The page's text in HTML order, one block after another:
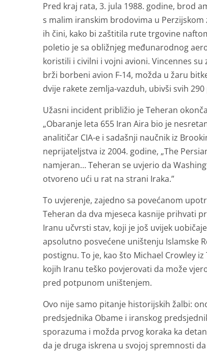
Pred kraj rata, 3. jula 1988. godine, brod
s malim iranskim brodovima u
ih čini, kako bi zaštitila rute trgovine
poletio je sa obližnjeg međunarodnog
koristili i civilni i vojni avioni. Vincennes
brži borbeni avion F-14, možda u žaru
dvije rakete zemlja-vazduh, ubivši svih
Užasni incident približio je Teheran
„Obaranje leta 655 Iran Aira bio je
analitičar CIA-e i sadašnji naučnik iz
neprijateljstva iz 2004. godine, „The
namjeran… Teheran se uvjerio da
otvoreno ući u rat na strani Iraka.”
To uvjerenje, zajedno sa povećanom
Teheran da dva mjeseca kasnije prihvati
Iranu učvrsti stav, koji je još uvijek
apsolutno posvećene uništenju Islamske
postignu. To je, kao što Michael Crowley
kojih Iranu teško povjerovati da može
pred potpunom uništenjem.
Ovo nije samo pitanje historijskih žalbi:
predsjednika Obame i iranskog
sporazuma i možda prvog koraka ka
da je druga iskrena u svojoj spremnosti